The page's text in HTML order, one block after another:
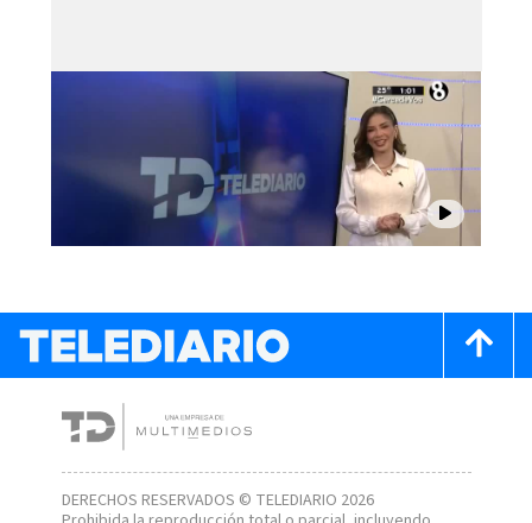
DERECHOS RESERVADOS © TELEDIARIO 2026